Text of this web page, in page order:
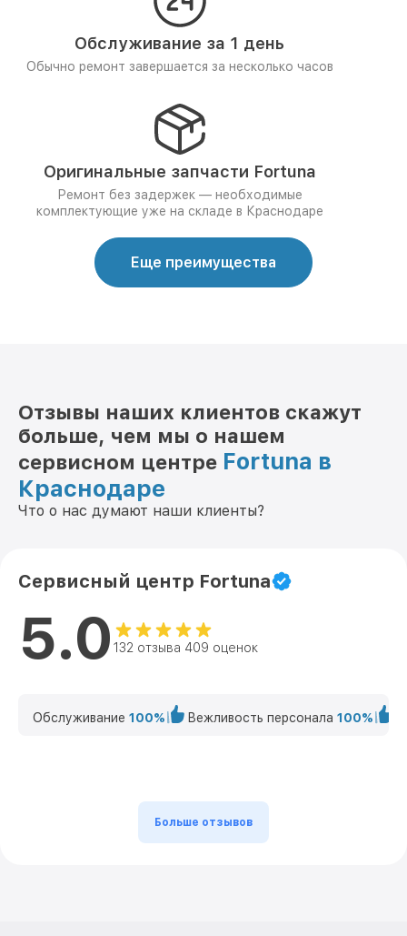
Обслуживание за 1 день
Обычно ремонт завершается за несколько часов
Оригинальные запчасти Fortuna
Ремонт без задержек — необходимые
комплектующие уже на складе в Краснодаре
Еще преимущества
Отзывы наших клиентов скажут
больше, чем мы о нашем
сервисном центре Fortuna в
Краснодаре
Что о нас думают наши клиенты?
Сервисный центр Fortuna
5.0 132 отзыва 409 оценок
Обслуживание 100% Вежливость персонала 100%
Больше отзывов